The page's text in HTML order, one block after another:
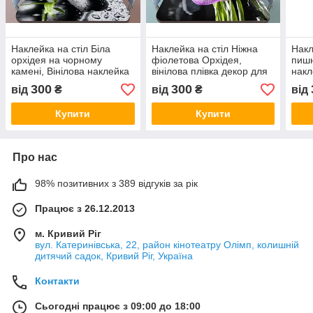
Наклейка на стіл Біла
орхідея на чорному
камені, Вінілова наклейка
на стіл, квіти, чорний, 60 х
100 см
від 300 ₴
Купити
Наклейка на стіл Ніжна
фіолетова Орхідея,
вінілова плівка декор для
меблів, квіти, фіолетовий,
60 х 100 см
від 300₴
Купити
від
Про нас
98% позитивних з 389 відгуків за рік
Працює з 26.12.2013
м. Кривий Ріг
вул. Катеринівська, 22, район кінотеатру Олімп, колишній
дитячий садок, Кривий Ріг, Україна
Контакти
Сьогодні працює з 09:00 до 18:00